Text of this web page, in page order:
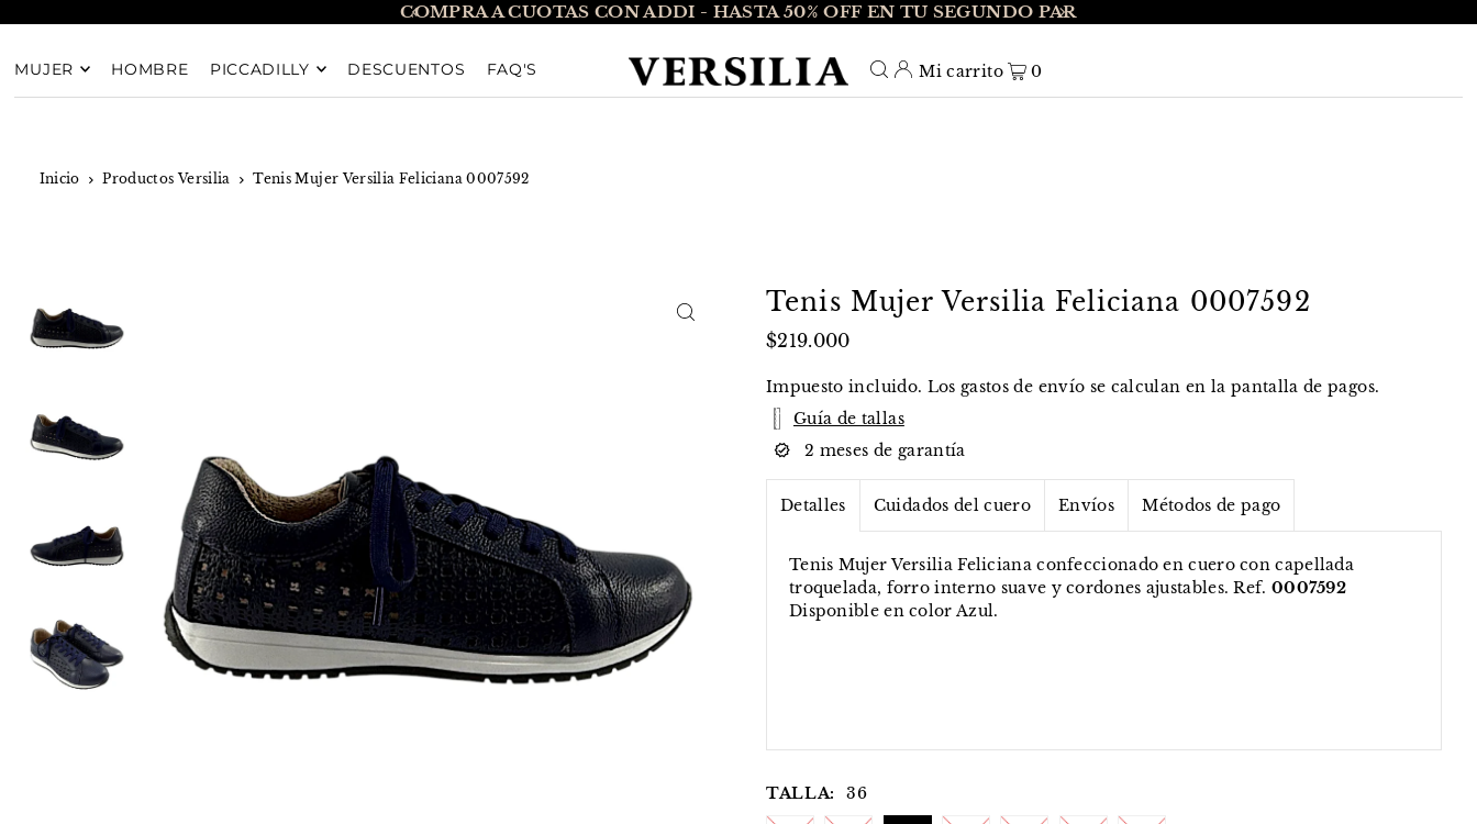
TRANSLATION MISSING: ES.ACCESSIBILITY.SKIP_TO_TEXT
COMPRA A CUOTAS CON ADDI - HASTA 50% OFF EN TU SEGUNDO PAR
MUJER HOMBRE PICCADILLY DESCUENTOS FAQ'S Mi carrito 0
Inicio Productos Versilia Tenis Mujer Versilia Feliciana 0007592
Tenis Mujer Versilia Feliciana 0007592
$219.000
Impuesto incluido. Los gastos de envío se calculan en la pantalla de pagos.
Guía de tallas
2 meses de garantía
Detalles Cuidados del cuero Envíos Métodos de pago
Tenis Mujer Versilia Feliciana confeccionado en cuero con capellada
troquelada, forro interno suave y cordones ajustables. Ref. 0007592
Disponible en color Azul.
TALLA: 36